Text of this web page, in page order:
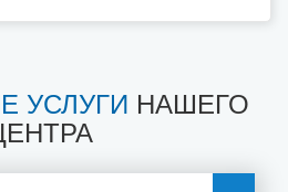
УСЛУГИ НАШЕГО